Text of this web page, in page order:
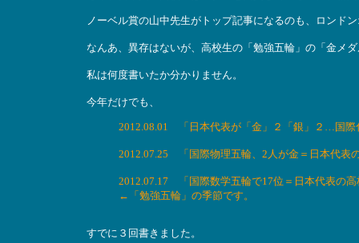
ノーベル賞の山中先生がトップ記事になるのも、ロンド
なんあ、異存はないが、高校生の「勉強五輪」の「金メ
私は何度書いたか分かりません。
今年だけでも、
2012.08.01 「日本代表が「金」２「銀」２…国
2012.07.25 「国際物理五輪、2人が金＝日本代
2012.07.17 「国際数学五輪で17位＝日本代表の
←「勉強五輪」の季節です。
すでに３回書きました。